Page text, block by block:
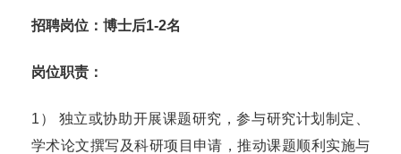
招聘岗位： 博士后1-2名
岗位职责：
1） 独立或协助开展课题研究，参与研究计划制定、
学术论文撰写及科研项目申请，推动课题顺利实施与